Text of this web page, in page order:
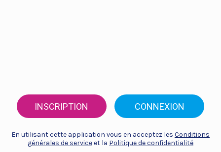
INSCRIPTION CONNEXION
En utilisant cette application vous en acceptez les Conditions
générales de serviceet la Politique de confidentialité